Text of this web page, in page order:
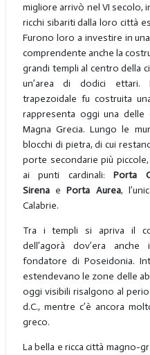
migliore arrivò nel VI secolo,
ricchi sibariti dalla loro città
Furono loro a investire in
comprendente anche la
grandi templi al centro della
un’area di dodici ettari.
trapezoidale fu costruita
rappresenta oggi una
Magna Grecia. Lungo le
blocchi di pietra, di cui
porte secondarie più
ai punti cardinali:Porta
Sirena e Porta Aurea,
Calabrie.
Tra i templi si apriva il
dell’agorà dov’era
fondatore di Poseidonia.
estendevano le zone delle
oggi visibili risalgono al
d.C., mentre c’è ancora
greco.
La bella e ricca città magno-